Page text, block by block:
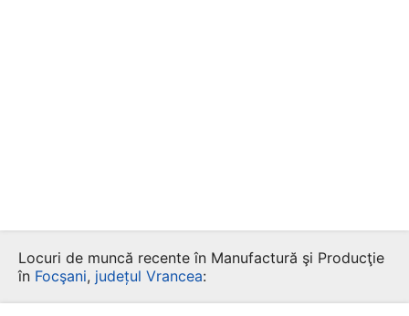
Locuri de muncă recente în Manufactură şi Producţie
în Focşani, județul Vrancea: